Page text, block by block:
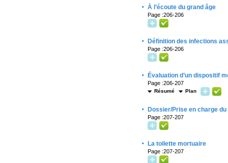
· À l’écoute du grand âge
Page :206-206
· Définition des infections
Page :206-206
· Évaluation d’un dispositif
Page :206-207
Résumé Plan
· Dossier/Prise en charge
Page :207-207
· La toilette mortuaire
Page :207-207